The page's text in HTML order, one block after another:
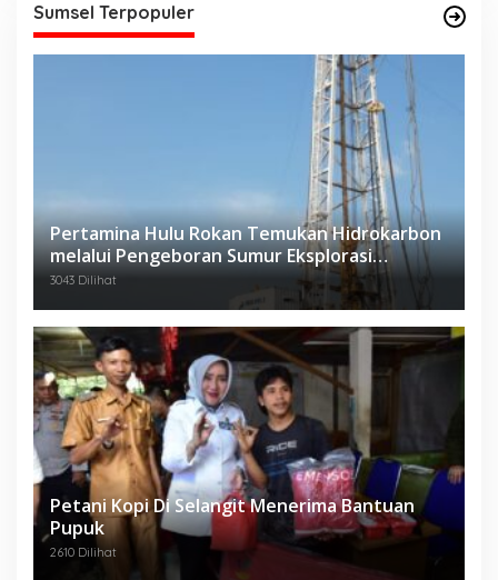
Sumsel Terpopuler
Pertamina Hulu Rokan Temukan Hidrokarbon
melalui Pengeboran Sumur Eksplorasi
Anggrek Violet (AVO)-001
3043 Dilihat
Petani Kopi Di Selangit Menerima Bantuan
Pupuk
2610 Dilihat